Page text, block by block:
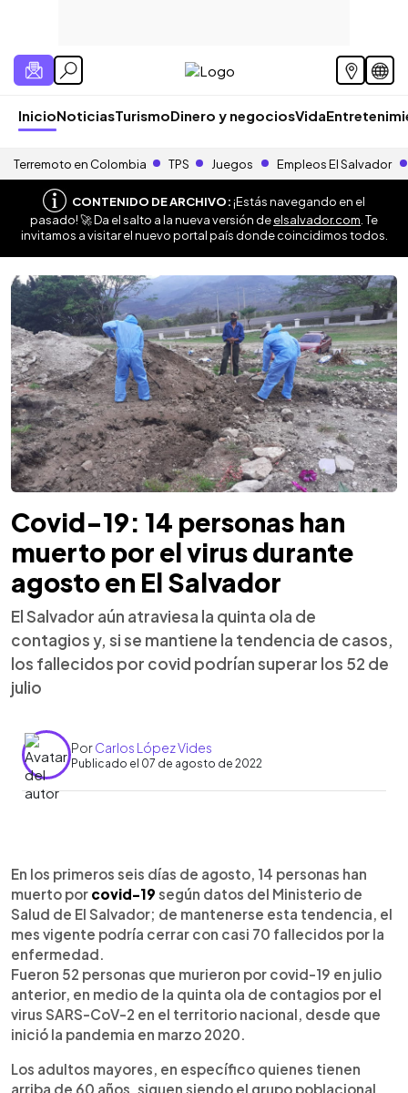
InicioNoticiasTurismoDinero y negociosVida
Terremoto en Colombia TPS Juegos Empleos El Salvador
CONTENIDO DE ARCHIVO:¡Estás navegando en el
pasado! 🚀 Da el salto a la nueva versión deelsalvador.com . Te
invitamos a visitar el nuevo portal país donde coincidimos todos.
Covid-19: 14 personas han
muerto por el virus durante
agosto en El Salvador
El Salvador aún atraviesa la quinta ola de
contagios y, si se mantiene la tendencia de casos,
los fallecidos por covid podrían superar los 52 de
julio
PorCarlos López Vides
Publicado el 07 de agosto de 2022
► Escuchar artículo
En los primeros seis días de agosto, 14 personas han
muerto por covid-19 según datos del Ministerio de
Salud de El Salvador; de mantenerse esta tendencia, el
mes vigente podría cerrar con casi 70 fallecidos por la
enfermedad.
Fueron 52 personas que murieron por covid-19 en julio
anterior, en medio de la quinta ola de contagios por el
virus SARS-CoV-2 en el territorio nacional, desde que
inició la pandemia en marzo 2020.
Los adultos mayores, en específico quienes tienen
arriba de 60 años, siguen siendo el grupo poblacional